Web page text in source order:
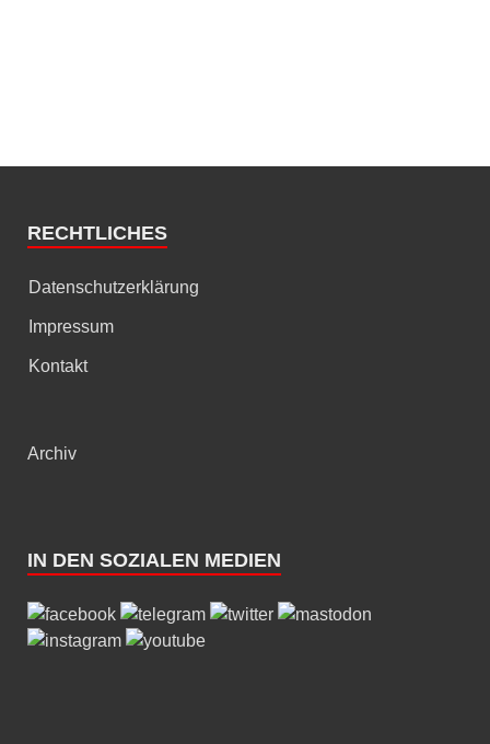
RECHTLICHES
Datenschutzerklärung
Impressum
Kontakt
Archiv
IN DEN SOZIALEN MEDIEN